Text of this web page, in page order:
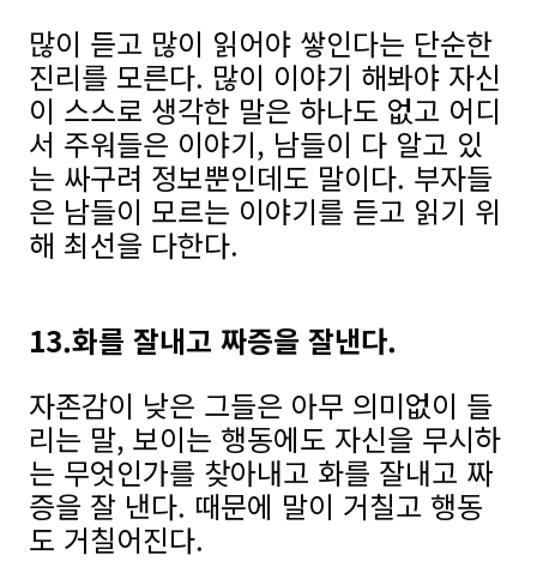
많이 듣고 많이 읽어야 쌓인다는 단순한
진리를 모른다. 많이 이야기 해봐야 자신
이 스스로 생각한 말은 하나도 없고 어디
서 주워들은 이야기, 남들이 다 알고 있
는 싸구려 정보뿐인데도 말이다. 부자들
은 남들이 모르는 이야기를 듣고 읽기 위
해 최선을 다한다.
13.화를 잘내고 짜증을 잘낸다.
자존감이 낮은 그들은 아무 의미없이 들
리는 말, 보이는 행동에도 자신을 무시하
는 무엇인가를 찾아내고 화를 잘내고 짜
증을 잘 낸다. 때문에 말이 거칠고 행동
도 거칠어진다.